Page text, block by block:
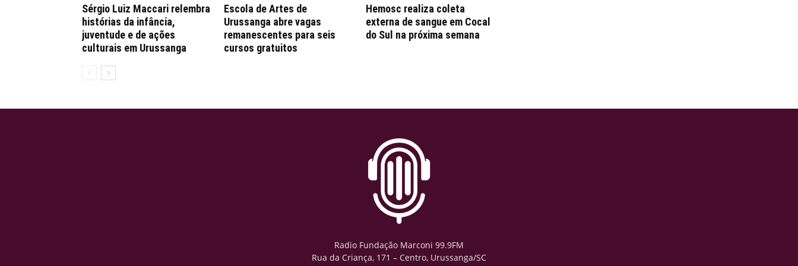
Sérgio Luiz Maccari relembra
histórias da infância,
juventude e de ações
culturais em Urussanga
Escola de Artes de
Urussanga abre vagas
remanescentes para seis
cursos gratuitos
Hemosc realiza coleta
externa de sangue em Cocal
do Sul na próxima semana
Radio Fundação Marconi 99.9FM
Rua da Criança, 171 – Centro, Urussanga/SC